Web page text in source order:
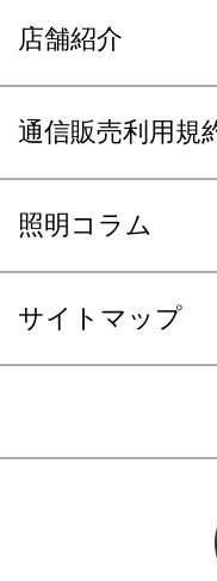
店舗紹介
通信販売利用規
照明コラム
サイトマップ